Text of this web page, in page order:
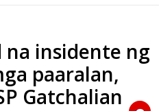
na insidente ng
paaralan,
Gatchalian